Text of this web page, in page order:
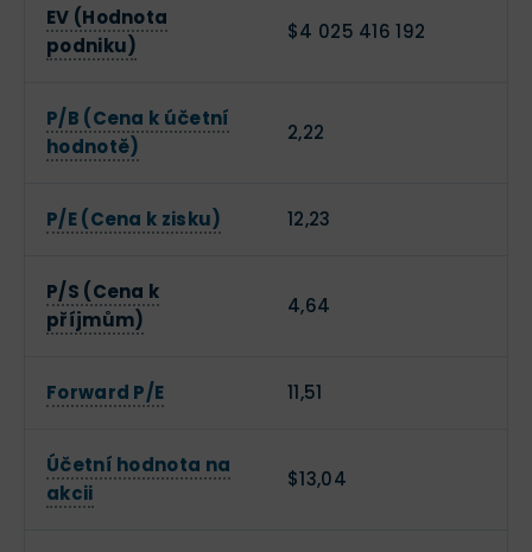
EV (Hodnota
podniku)
$4 025 416 192
P/B (Cena k účetní
hodnotě)
2,22
P/E (Cena k zisku) 12,23
P/S (Cena k
příjmům)
4,64
Forward P/E 11,51
Účetní hodnota na
akcii
$13,04